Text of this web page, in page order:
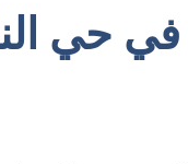
في حي